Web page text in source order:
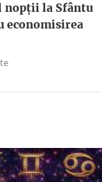
nopţii la Sfântu
economisirea